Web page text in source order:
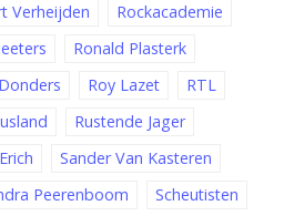
Verheijden
Rockacademie
Ronald Plasterk
Roy Lazet
RTL
Rustende Jager
Sander Van Kasteren
Peerenboom
Scheutisten